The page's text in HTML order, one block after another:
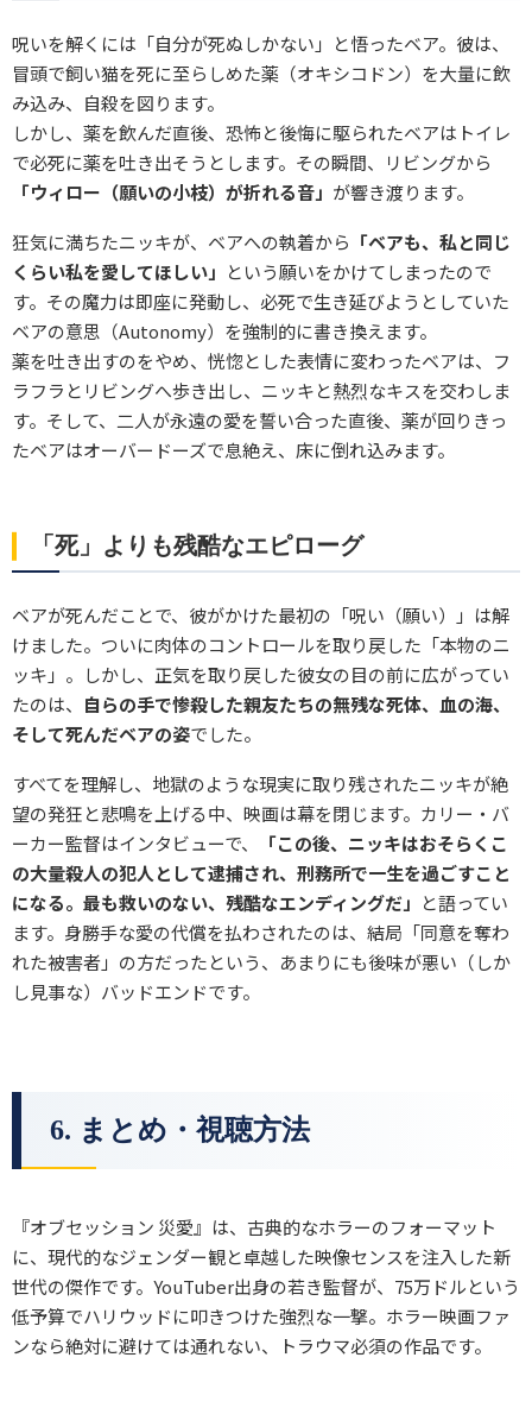
呪いを解くには「自分が死ぬしかない」と悟ったベア。彼は、
冒頭で飼い猫を死に至らしめた薬（オキシコドン）を大量に飲
み込み、自殺を図ります。
しかし、薬を飲んだ直後、恐怖と後悔に駆られたベアはトイレ
で必死に薬を吐き出そうとします。その瞬間、リビングから
「ウィロー（願いの小枝）が折れる音」 が響き渡ります。
狂気に満ちたニッキが、ベアへの執着から 「ベアも、私と同じ
くらい私を愛してほしい」 という願いをかけてしまったので
す。その魔力は即座に発動し、必死で生き延びようとしていた
ベアの意思（Autonomy）を強制的に書き換えます。
薬を吐き出すのをやめ、恍惚とした表情に変わったベアは、フ
ラフラとリビングへ歩き出し、ニッキと熱烈なキスを交わしま
す。そして、二人が永遠の愛を誓い合った直後、薬が回りきっ
たベアはオーバードーズで息絶え、床に倒れ込みます。
「死」よりも残酷なエピローグ
ベアが死んだことで、彼がかけた最初の「呪い（願い）」は解
けました。ついに肉体のコントロールを取り戻した「本物のニ
ッキ」。しかし、正気を取り戻した彼女の目の前に広がってい
たのは、 自らの手で惨殺した親友たちの無残な死体、血の海、
そして死んだベアの姿でした。
すべてを理解し、地獄のような現実に取り残されたニッキが絶
望の発狂と悲鳴を上げる中、映画は幕を閉じます。カリー・バ
ーカー監督はインタビューで、
「この後、ニッキはおそらくこ
の大量殺人の犯人として逮捕され、刑務所で一生を過ごすこと
になる。最も救いのない、残酷なエンディングだ」 と語ってい
ます。身勝手な愛の代償を払わされたのは、結局「同意を奪わ
れた被害者」の方だったという、あまりにも後味が悪い（しか
し見事な）バッドエンドです。
6. まとめ・視聴方法
『オブセッション 災愛』は、古典的なホラーのフォーマット
に、現代的なジェンダー観と卓越した映像センスを注入した新
世代の傑作です。YouTuber出身の若き監督が、75万ドルという
低予算でハリウッドに叩きつけた強烈な一撃。ホラー映画ファ
ンなら絶対に避けては通れない、トラウマ必須の作品です。